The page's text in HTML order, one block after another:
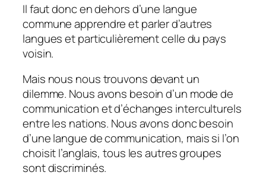
Il faut donc en dehors d’une langue
commune apprendre et parler d’autres
langues et particulièrement celle du pays
voisin.
Mais nous nous trouvons devant un
dilemme. Nous avons besoin d’un mode de
communication et d’échanges interculturels
entre les nations. Nous avons donc besoin
d’une langue de communication, mais si l’on
choisit l’anglais, tous les autres groupes
sont discriminés.